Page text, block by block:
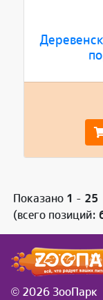
Показано 1 - 25
(всего позиций:
© 2026 ЗооПарк